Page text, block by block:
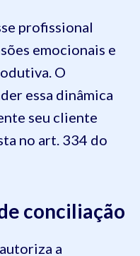
profissional
emocionais e
O
essa dinâmica
seu cliente
no art. 334 do
conciliação
a